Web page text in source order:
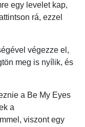
egy levelet kap,
rá, ezzel
végezze el,
meg is nyílik, és
a Be My Eyes
a
viszont egy